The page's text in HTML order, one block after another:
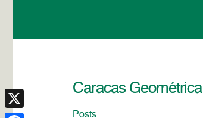
Caracas Geométrica
Posts